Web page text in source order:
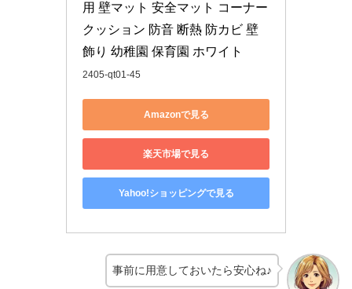
用 壁マット 安全マット コーナー
クッション 防音 断熱 防カビ 壁
飾り 幼稚園 保育園 ホワイト
2405-qt01-45
Amazonで見る
楽天市場で見る
Yahoo!ショッピングで見る
事前に用意しておいたら安心ね♪